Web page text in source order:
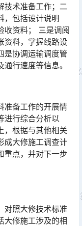
技术准备工作；二
，包括设计说明
收资料； 三是调阅
资料，掌握线路设
是协调运输调度管
行速度等信息。󠅅󠅃󠄵󠅂󠄪󠇖󠆨󠆨󠇕󠆞󠆒󠅬󠇘󠆭󠆘󠇙󠆝󠅵󠇗󠆭󠆁󠄐󠇗󠅹󠅸󠇖󠆍󠅳󠇖󠅹󠅰󠇖󠆌󠅹
准备工作的开展情
进行综合分析以
，根据与其他相关
成大修施工调查计
重点，并对下一步
对照大修技术标准
大修施工涉及的相